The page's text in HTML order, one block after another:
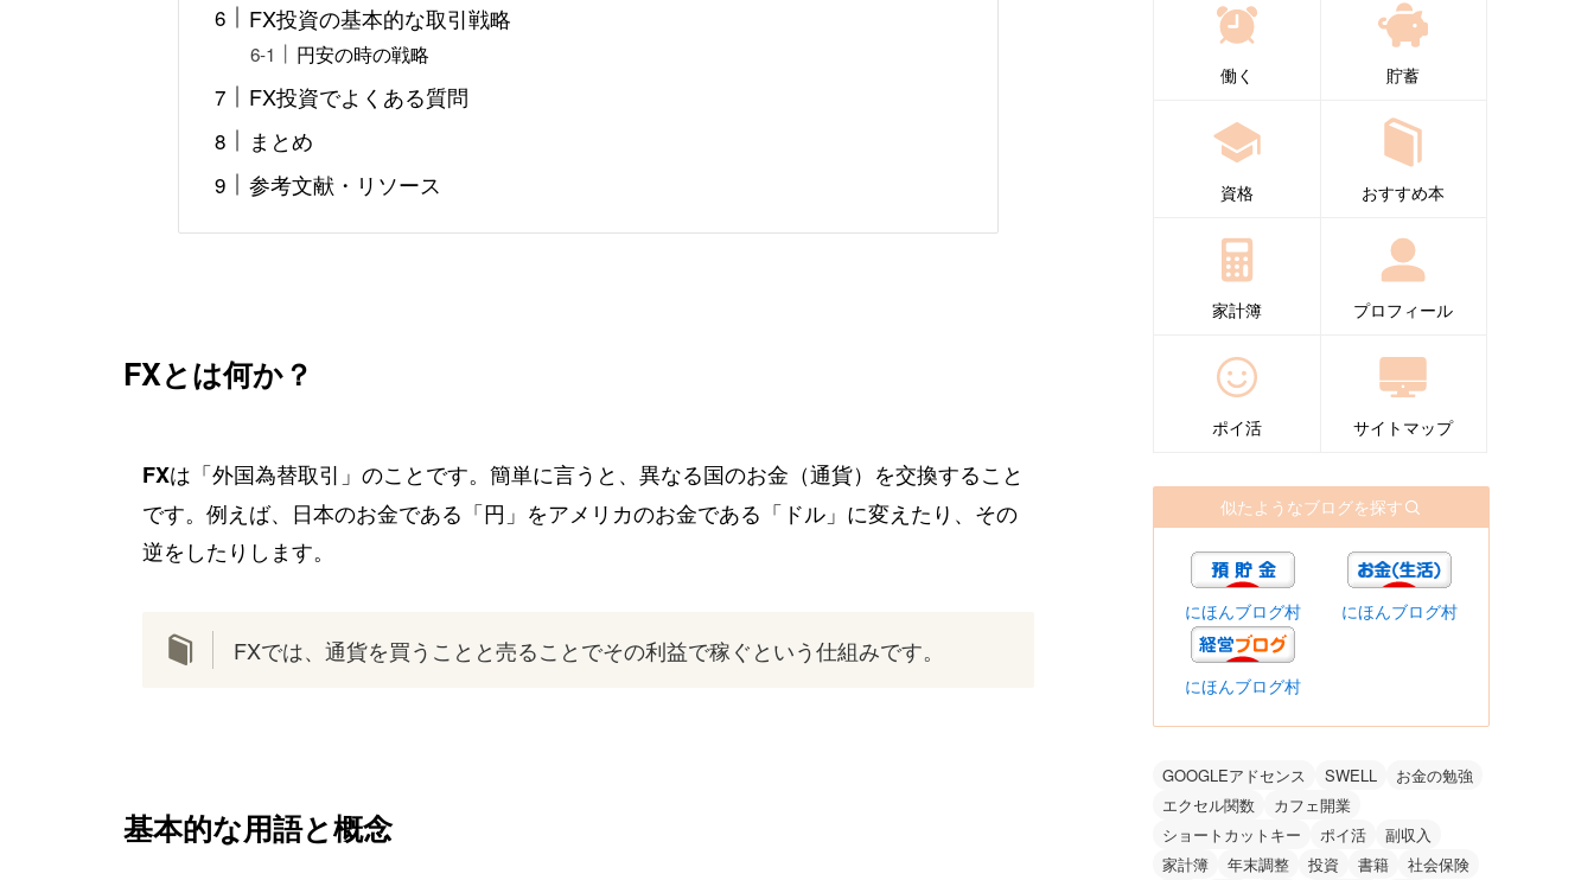
FX投資の基本的な取引戦略
円安の時の戦略
FX投資でよくある質問
まとめ
参考文献・リソース
FXとは何か？
FXは「外国為替取引」のことです。簡単に言うと、異なる国のお金（通貨）を交換すること
です。例えば、日本のお金である「円」をアメリカのお金である「ドル」に変えたり、その
逆をしたりします。
FXでは、通貨を買うことと売ることでその利益で稼ぐという仕組みです。
基本的な用語と概念
働く 貯蓄
資格 おすすめ本
家計簿 プロフィール
ポイ活 サイトマップ
似たようなブログを探す
にほんブログ村 にほんブログ村
にほんブログ村
GOOGLEアドセンス SWELL
お金の勉強
エクセル関数
カフェ開業
ショートカットキー
ポイ活
副収入
家計簿
年末調整 投資 書籍
社会保険